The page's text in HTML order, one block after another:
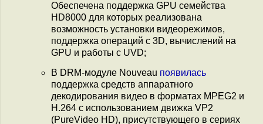
Обеспечена поддержка GPU семейства
HD8000 для которых реализована
возможность установки видеорежимов,
поддержка операций с 3D, вычислений на
GPU и работы с UVD;
В DRM-модуле Nouveau появилась
поддержка средств аппаратного
декодирования видео в форматах MPEG2 и
H.264 с использованием движка VP2
(PureVideo HD), присутствующего в сериях